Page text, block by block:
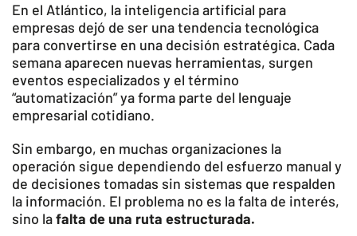
En el Atlántico, la inteligencia artificial para
empresas dejó de ser una tendencia tecnológica
para convertirse en una decisión estratégica. Cada
semana aparecen nuevas herramientas, surgen
eventos especializados y el término
“automatización” ya forma parte del lenguaje
empresarial cotidiano.
Sin embargo, en muchas organizaciones la
operación sigue dependiendo del esfuerzo manual y
de decisiones tomadas sin sistemas que respalden
la información. El problema no es la falta de interés,
sino lafalta de una ruta estructurada.